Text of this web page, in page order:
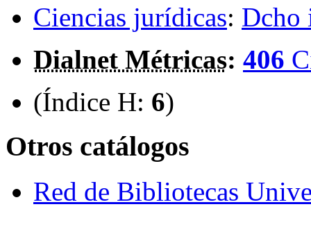
Ciencias jurídicas: Dcho
Dialnet Métricas: 406
(Índice H: 6)
Otros catálogos
Red de Bibliotecas